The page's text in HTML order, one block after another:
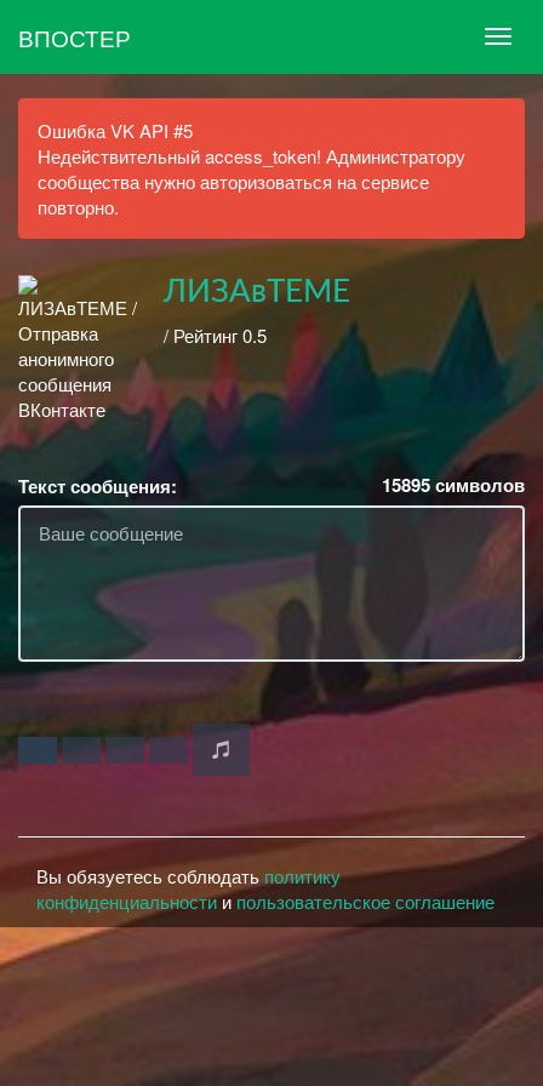
ВПОСТЕР
Ошибка VK API #5
Недействительный access_token! Администратору
сообщества нужно авторизоваться на сервисе
повторно.
ЛИЗАвТЕМЕ
/ Рейтинг 0.5
Текст сообщения: 15895символов
Вы обязуетесь соблюдать политику
конфиденциальностии пользовательское соглашение